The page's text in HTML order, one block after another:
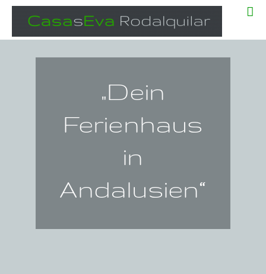
Zum
springen
„Dein
Ferienhaus
in
Andalusien“